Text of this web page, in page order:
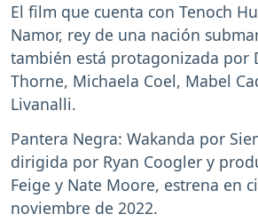
El film que cuenta con Tenoch
Namor, rey de una nación
también está protagonizada por
Thorne, Michaela Coel, Mabel
Livanalli.
Pantera Negra: Wakanda por
dirigida por Ryan Coogler y
Feige y Nate Moore, estrena en
noviembre de 2022.